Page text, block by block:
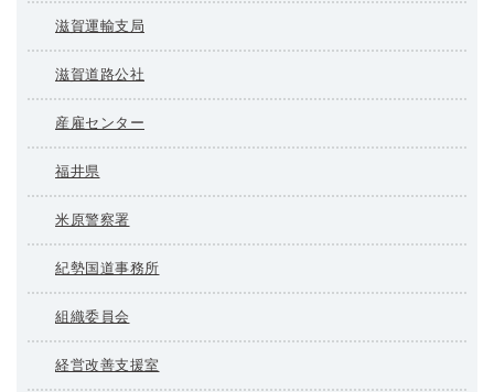
滋賀運輸支局
滋賀道路公社
産雇センター
福井県
米原警察署
紀勢国道事務所
組織委員会
経営改善支援室